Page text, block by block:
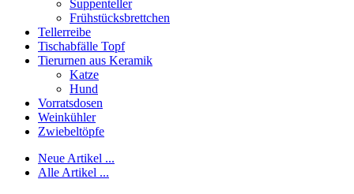
Suppenteller
Frühstücksbrettchen
Tellerreibe
Tischabfälle Topf
Tierurnen aus Keramik
Katze
Hund
Vorratsdosen
Weinkühler
Zwiebeltöpfe
Neue Artikel ...
Alle Artikel ...